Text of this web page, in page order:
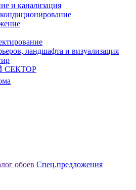
и канализация
ландшафта и визуализация
СЕКТОР
обоев Спец.предложения